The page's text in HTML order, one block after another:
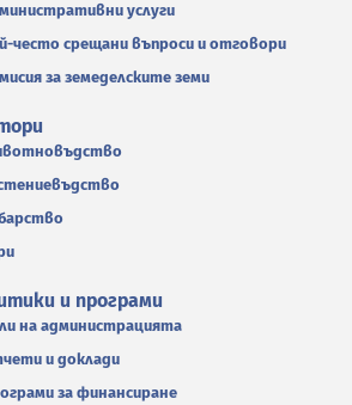
услуги
често срещани въпроси и отговори
за земеделските земи
и програми
на администрацията
и доклади
за финансиране